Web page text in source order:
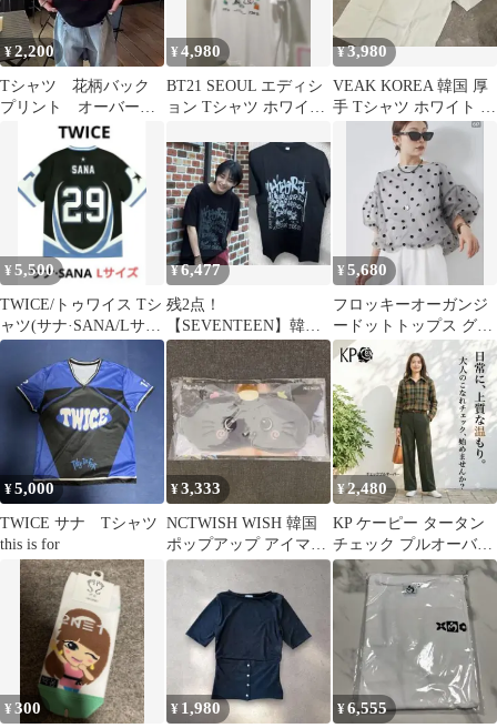
¥2,200
Tシャツ 花柄バック
プリント オーバーサ
イズ ブラック 半
袖 韓国系 ストリー
¥4,980
BT21 SEOUL エディシ
ョン Tシャツ ホワイト
¥3,980
VEAK KOREA 韓国 厚
手 Tシャツ ホワイト L
¥5,500
TWICE/トゥワイス Tシ
ャツ(サナ·SANA/Lサイ
ズ）
¥6,477
残2点！
【SEVENTEEN】韓国
セブチ ウォヌ ジョンハ
ン Tシャツ 黒
¥5,680
フロッキーオーガンジ
ードットトップス グレ
ー 韓国ファッション
aeae
¥5,000
TWICE サナ Tシャツ
this is for
¥3,333
NCTWISH WISH 韓国
ポップアップ アイマス
ク リク
¥2,480
KP ケーピー タータン
チェック プルオーバー
長袖シャツ 綿100 韓国
製
¥300 ¥ 1,980 ¥6,555